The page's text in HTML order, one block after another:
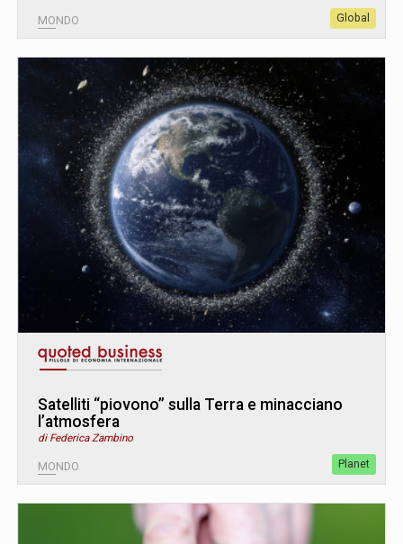
MONDO Global
Satelliti “piovono” sulla Terra e minacciano
l’atmosfera
di Federica Zambino
MONDO Planet